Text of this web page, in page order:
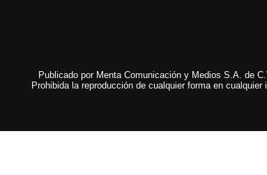
Publicado por Menta Comunicación y Medios S.A. de
Prohibida la reproducción de cualquier forma en